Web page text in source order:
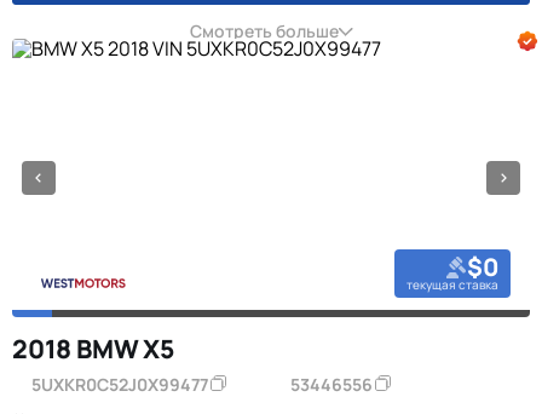
Смотреть больше
$0
текущая ставка
2018 BMW X5
5UXKR0C52J0X99477 53446556